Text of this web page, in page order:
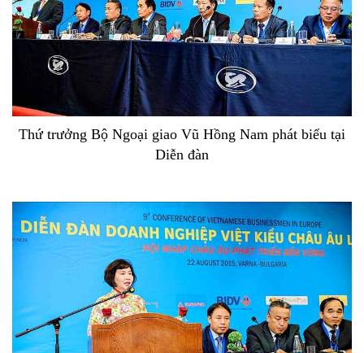
Thứ trưởng Bộ Ngoại giao Vũ Hồng Nam phát biểu tại
Diễn đàn